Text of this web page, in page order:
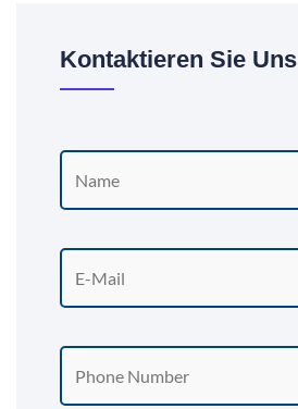
Kontaktieren Sie Uns